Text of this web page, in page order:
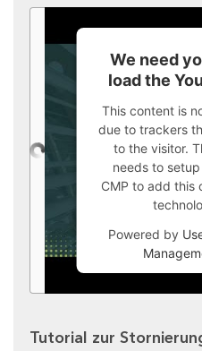
We need
load the
This content is
due to trackers
to the visitor.
needs to
CMP to add this
Powered by
Tutorial zur